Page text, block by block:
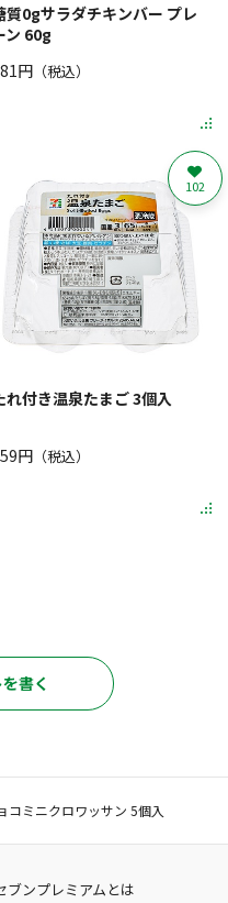
質0gサラダチキンバー プレ
ン 60g
円（税込）
れ付き温泉たまご 3個入
円（税込）
102
書く
コミニクロワッサン 5個入
ブンプレミアムとは